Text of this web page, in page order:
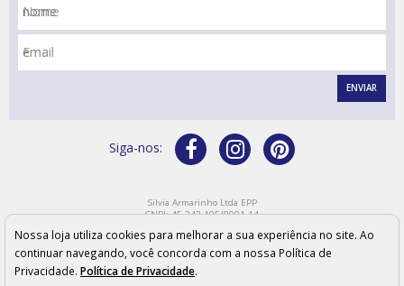
Nome
Email
ENVIAR
Silvia Armarinho Ltda EPP
CNPJ: 45.242.195/0001-14
Os preços, quantidade em estoque e condições de pagamento apresentados neste site não
valem necessariamente para nossas lojas físicas e podem sofrer alterações sem prévia
notificação. As imagens meramente ilustrativas e os produtos podem sofrer variações de cor
conforme configurações e modelo do monitor.
Nossa loja utiliza cookies para melhorar a sua experiência no site. Ao
continuar navegando, você concorda com a nossa Política de
Privacidade. Política de Privacidade.